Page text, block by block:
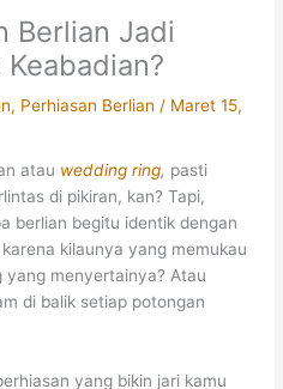
Berlian Jadi
, Perhiasan Berlian / Maret 15,
atau wedding ring, pasti
di pikiran, kan? Tapi,
berlian begitu identik dengan
kilaunya yang memukau
yang menyertainya? Atau
di balik setiap potongan
yang bikin jari kamu